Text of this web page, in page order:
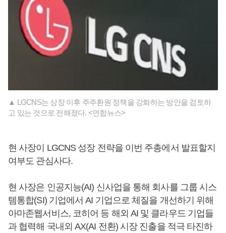
▲ LGCNS는 상장 이후 주주환원 정책을 강화하는 방안을 검토하
고 있는 것으로 전해졌다. <연합뉴스>
현 사장이 LGCNS 성장 전략을 이번 주총에서 발표할지
여부도 관심사다.
현 사장은 인공지능(AI) 신사업을 통해 회사를 그룹 시스
템통합(SI) 기업에서 AI 기업으로 체질을 개선하기 위해
아마존웹서비스, 코히어 등 해외 AI 및 클라우드 기업들
과 협력해 국내외 AX(AI 전환) 시장 진출을 적극 타진하